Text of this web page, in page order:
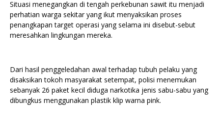
Situasi menegangkan di tengah perkebunan sawit itu menjadi
perhatian warga sekitar yang ikut menyaksikan proses
penangkapan target operasi yang selama ini disebut-sebut
meresahkan lingkungan mereka.
Dari hasil penggeledahan awal terhadap tubuh pelaku yang
disaksikan tokoh masyarakat setempat, polisi menemukan
sebanyak 26 paket kecil diduga narkotika jenis sabu-sabu yang
dibungkus menggunakan plastik klip warna pink.